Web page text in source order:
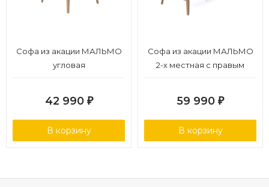
Софа из акации МАЛЬМО
угловая
42 990 ₽
В корзину
Софа из акации МАЛЬМО
2-х местная с правым
59 990 ₽
В корзину